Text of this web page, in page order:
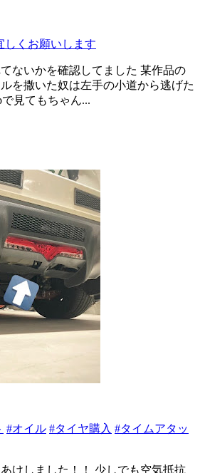
しくお願いします
ないかを確認してました 某作品の
を撒いた奴は左手の小道から逃げた
で見てもちゃん...
#オイル #タイヤ購入 #タイムアタッ
けしました！！ 少しでも空気抵抗